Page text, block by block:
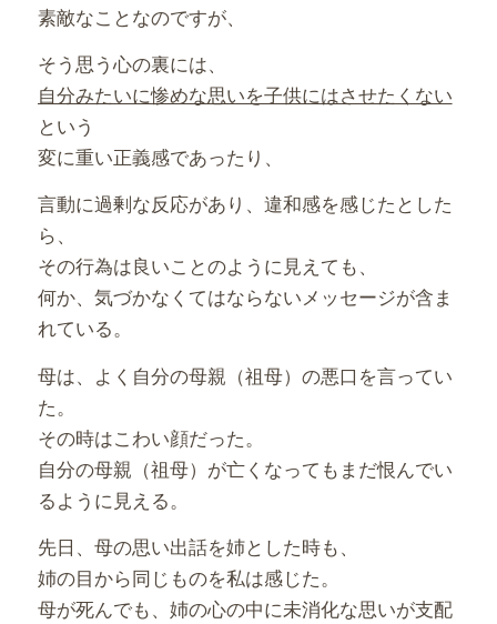
素敵なことなのですが、
そう思う心の裏には、
自分みたいに惨めな思いを子供にはさせたくない
という
変に重い正義感であったり、
言動に過剰な反応があり、違和感を感じたとした
ら、
その行為は良いことのように見えても、
何か、気づかなくてはならないメッセージが含ま
れている。
母は、よく自分の母親（祖母）の悪口を言ってい
た。
その時はこわい顔だった。
自分の母親（祖母）が亡くなってもまだ恨んでい
るように見える。
先日、母の思い出話を姉とした時も、
姉の目から同じものを私は感じた。
母が死んでも、姉の心の中に未消化な思いが支配